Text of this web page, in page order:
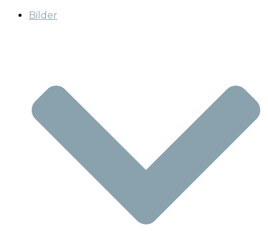
Bilder